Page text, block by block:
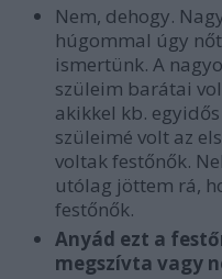
Nem, dehogy.
húgommal úgy
ismertünk. A
szüleim barátai
akikkel kb.
szüleimé volt az
voltak festőnők.
utólag jöttem rá,
festőnők.
Anyád ezt a
megszívta vagy